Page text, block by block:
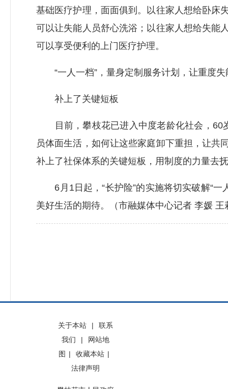
基础医疗护理，面面俱到。以往家人想给卧床
可以让失能人员舒心洗浴；以往家人想给失能
可以享受便利的上门医疗护理。
“一人一档”，量身定制服务计划，让重度失
补上了关键短板
目前，攀枝花已进入中度老龄化社会，60
员体面生活，如何让这些家庭卸下重担，让共
补上了社保体系的关键短板，用制度的力量去
6月1日起，“长护险”的实施将切实破解“一
美好生活的期待。（市融媒体中心记者 李媛
关于本站 |
联系
我们
|
网站地
图 | 收藏本站 |
法律声明